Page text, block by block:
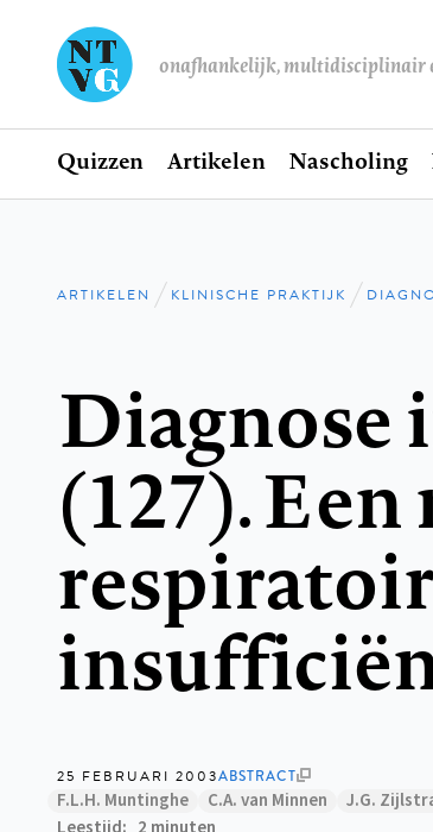
onafhankelijk, multidisciplinair
Hoofdnavigatie
Home
Quizzen Artikelen Nascholing
Kruimelpad
ARTIKELEN KLINISCHE PRAKTIJK
Diagnose
(127).
25 FEBRUARI 2003ABSTRACT
F.L.H. Muntinghe C.A. van Minnen
J.G.